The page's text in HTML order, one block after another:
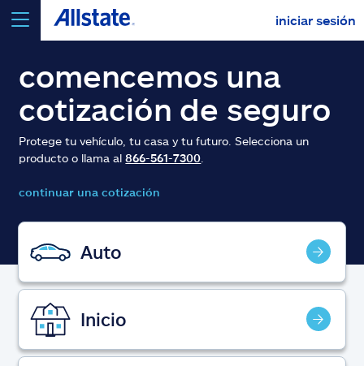
iniciar sesión
seleccionar un producto para cotizar
Select a Product
ir continuar una cotización
Seguros y más
Recursos
comencemos una
cotización de seguro
Protege tu vehículo, tu casa y tu futuro. Selecciona un
producto o llama al866-561-7300
continuar una cotización
Auto
Inicio